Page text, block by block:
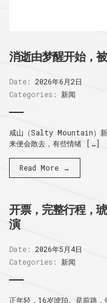
消逝由梦醒开始，
Date: 2026年6月2日
Categories:
新闻
咸山（Salty Mountain）新
来便会散去，有些情绪 […]
Read More →
开票，完整行程，
演
Date: 2026年5月4日
Categories:
新闻
正年轻，16岁琥珀。是前路